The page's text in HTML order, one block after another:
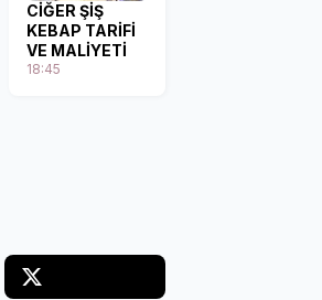
CİĞER ŞİŞ
KEBAP TARİFİ
VE MALİYETİ
18:45